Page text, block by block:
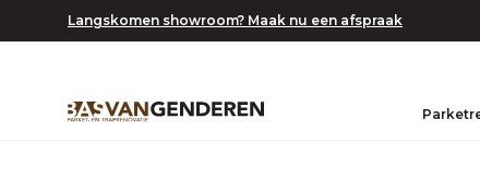
Langskomen showroom? Maak nu een afspraak